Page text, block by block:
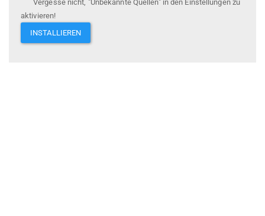
Vergesse nicht, "Unbekannte Quellen" in den Einstellungen zu
aktivieren!
INSTALLIEREN